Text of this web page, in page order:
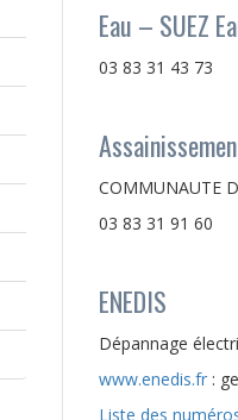
Eau – SUEZ
03 83 31 43 73
COMMUNAUTE
03 83 31 91 60
ENEDIS
Dépannage
www.enedis.fr :
Liste des